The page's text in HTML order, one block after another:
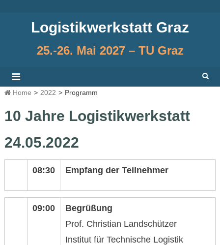
Logistikwerkstatt Graz
25.-26. Mai 2027 – TU Graz
Home > 2022 > Programm
10 Jahre Logistikwerkstatt
24.05.2022
08:30 Empfang der Teilnehmer
09:00
Begrüßung
Prof. Christian Landschützer
Institut für Technische Logistik